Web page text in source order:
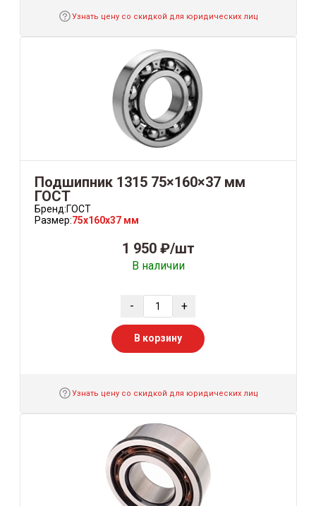
Узнать цену со скидкой для юридических лиц
Подшипник 1315 75×160×37 мм
ГОСТ
Бренд:ГОСТ
Размер:75x160x37 мм
1 950 ₽/шт
В наличии
- +
В корзину
Узнать цену со скидкой для юридических лиц